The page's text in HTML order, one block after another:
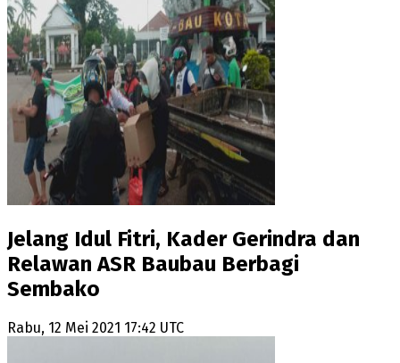
Jelang Idul Fitri, Kader Gerindra dan
Relawan ASR Baubau Berbagi
Sembako
Rabu, 12 Mei 2021 17:42 UTC